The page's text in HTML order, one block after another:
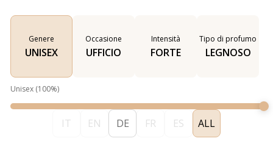
Genere
UNISEX
Occasione
UFFICIO
Intensità
FORTE
Tipo di profumo
LEGNOSO
Unisex (100%)
IT EN DE FR ES ALL